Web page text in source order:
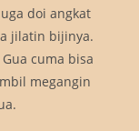
doi angkat
jilatin bijinya.
cuma bisa
megangin